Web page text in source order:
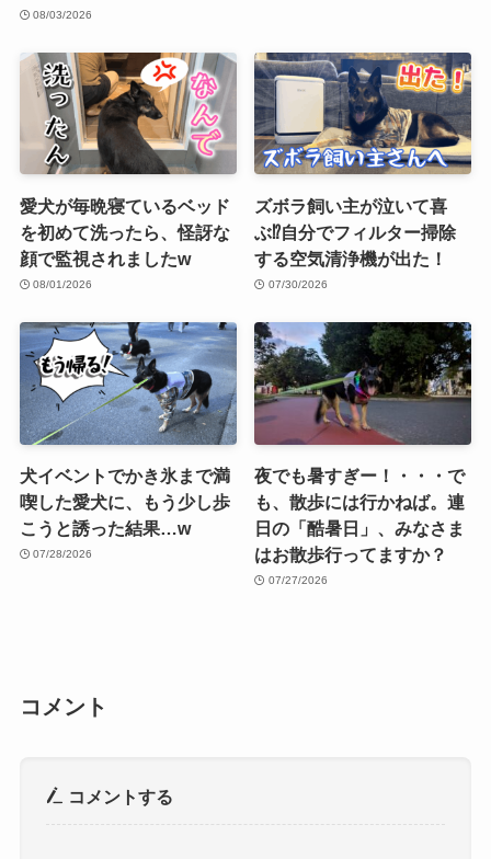
08/03/2026
愛犬が毎晩寝ているベッド
を初めて洗ったら、怪訝な
顔で監視されましたw
08/01/2026
ズボラ飼い主が泣いて喜
ぶ⁉︎自分でフィルター掃除
する空気清浄機が出た！
07/30/2026
犬イベントでかき氷まで満
喫した愛犬に、もう少し歩
こうと誘った結果…w
07/28/2026
夜でも暑すぎー！・・・で
も、散歩には行かねば。連
日の「酷暑日」、みなさま
はお散歩行ってますか？
07/27/2026
コメント
コメントする